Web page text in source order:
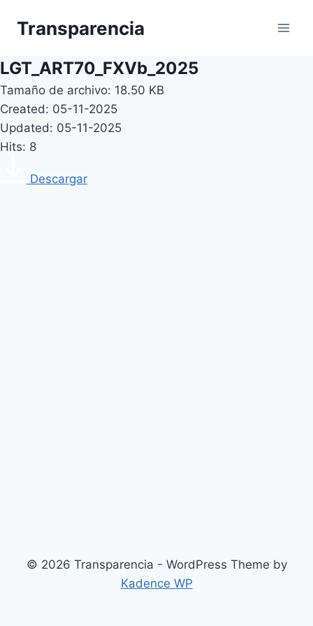
Transparencia
LGT_ART70_FXVb_2025
Tamaño de archivo: 18.50 KB
Created: 05-11-2025
Updated: 05-11-2025
Hits: 8
Descargar
© 2026 Transparencia - WordPress Theme by
Kadence WP